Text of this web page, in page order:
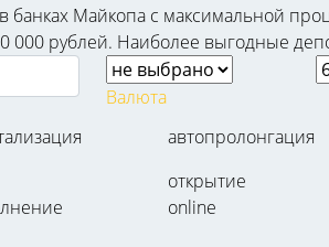
Майкопа с максимальной
рублей. Наиболее выгодные
Валюта
автопролонгация
открытие
online